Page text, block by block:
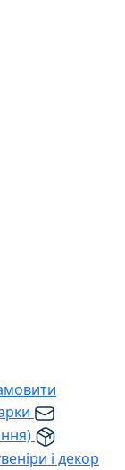
і декор